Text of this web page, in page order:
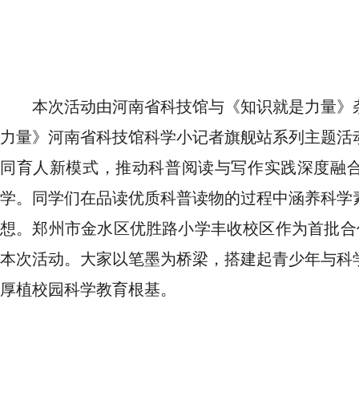
本次活动由河南省科技馆与《知识就是力量
力量》河南省科技馆科学小记者旗舰站系列主题
同育人新模式，推动科普阅读与写作实践深度融
学。同学们在品读优质科普读物的过程中涵养科
想。郑州市金水区优胜路小学丰收校区作为首批
本次活动。大家以笔墨为桥梁，搭建起青少年与
厚植校园科学教育根基。